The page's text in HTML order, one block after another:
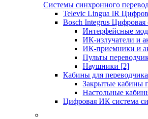
Системы синхронного
Televic Lingua IR
Bosch Integrus Цифровая
Интерфейсные
ИК-излучатели и
ИК-приемники и
Пульты
Наушники [2]
Кабины для переводчика
Закрытые кабины
Настольные
Цифровая ИК система